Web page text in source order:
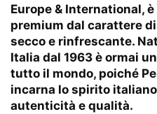
Europe & International,
premium dal carattere
secco e rinfrescante.
Italia dal 1963 è ormai
tutto il mondo, poiché
incarna lo spirito
autenticità e qualità.